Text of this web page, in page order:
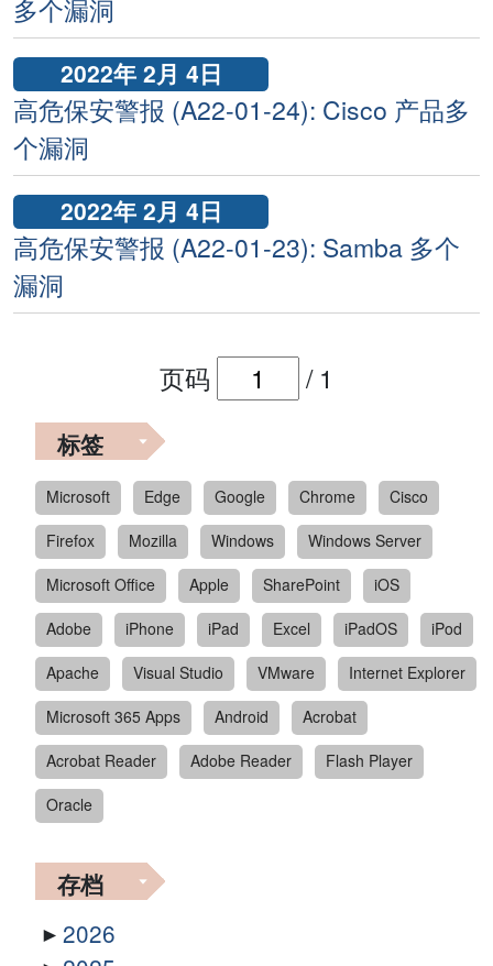
多个漏洞
2022年 2月 4日
高危保安警报 (A22-01-24): Cisco 产品多
个漏洞
2022年 2月 4日
高危保安警报 (A22-01-23): Samba 多个
漏洞
页码 / 1
标签
Microsoft Edge Google Chrome
Cisco
Firefox
Mozilla Windows
Windows Server
Microsoft Office
Apple SharePoint
iOS
Adobe
iPhone iPad Excel iPadOS
iPod
Apache
Visual Studio VMware
Internet Explorer
Microsoft 365 Apps
Android
Acrobat
Acrobat Reader
Adobe Reader
Flash Player
Oracle
存档
2026